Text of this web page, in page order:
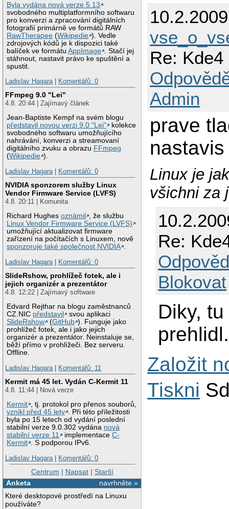
Byla vydána nová verze 5.13
svobodného multiplatformního softwaru
pro konverzi a zpracování digitálních
fotografií primárně ve formátů RAW
RawTherapee (Wikipedie ). Vedle
zdrojových kódů je k dispozici také
balíček ve formátuAppImage
. Stačí jej
stáhnout, nastavit právo ke spuštění a
spustit.
Ladislav Hagara| Komentářů: 0
FFmpeg 9.0 "Lei"
4.8. 20:44 | Zajímavý článek
Jean-Baptiste Kempf na svém blogu
představil novou verzi 9.0 "Lei"
kolekce
svobodného softwaru umožňujícího
nahrávání, konverzi a streamovaní
digitálního zvuku a obrazu FFmpeg
(Wikipedie ).
Ladislav Hagara| Komentářů: 0
NVIDIA sponzorem služby Linux
Vendor Firmware Service (LVFS)
4.8. 20:11 | Komunita
Richard Hughesoznámil
, že službu
Linux Vendor Firmware Service (LVFS)
umožňující aktualizovat firmware
zařízení na počítačích s Linuxem, nově
sponzoruje také společnost NVIDIA .
Ladislav Hagara| Komentářů: 0
SlideRshow, prohlížeč fotek, ale i
jejich organizér a prezentátor
4.8. 12:22 | Zajímavý software
Edvard Rejthar na blogu zaměstnanců
CZ.NIC představil
svou aplikaci
SlideRshow
(GitHub ). Funguje jako
prohlížeč fotek, ale i jako jejich
organizér a prezentátor. Neinstaluje se,
běží přímo v prohlížeči. Bez serveru.
Offline.
Ladislav Hagara| Komentářů: 11
Kermit má 45 let. Vydán C-Kermit 11
4.8. 11:44 | Nová verze
Kermit , tj. protokol pro přenos souborů,
vznikl před 45 lety . Při této příležitosti
byla po 15 letech od vydání poslední
stabilní verze 9.0.302 vydána nová
stabilní verze 11
implementaceC-
Kermit . S podporou IPv6.
Ladislav Hagara| Komentářů: 0
Centrum | Napsat| Starší
navrhněte »
Anketa
Které desktopové prostředí na Linuxu
používáte?
Re:
Admin
prave
Linux je
všichni za
Re:
Blokovat
Diky,
prehlidl.
Založit
Tiskni